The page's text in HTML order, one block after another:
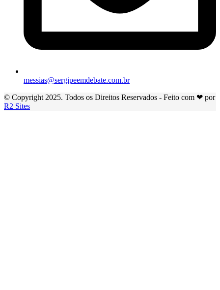
messias@sergipeemdebate.com.br
© Copyright 2025. Todos os Direitos Reservados - Feito com ❤ por
R2 Sites